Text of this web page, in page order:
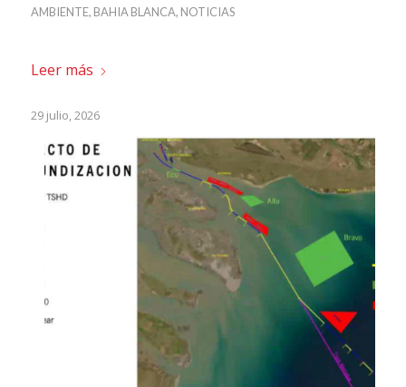
AMBIENTE, BAHIA BLANCA, NOTICIAS
Leer más
29 julio, 2026